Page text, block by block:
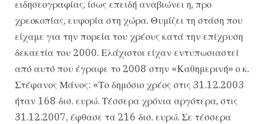
ειδησεογραφίας, ίσως επειδή αναβιώνει η, προ
χρεοκοπίας, ευφορία στη χώρα. Θυμίζει τη στάση που
είχαμε για την πορεία του χρέους κατά την επίχρυση
δεκαετία του 2000. Ελάχιστοι είχαν εντυπωσιαστεί
από αυτό που έγραφε το 2008 στην «Καθημερινή» ο κ.
Στέφανος Μάνος: «Το δημόσιο χρέος στις 31.12.2003
ήταν 168 δισ. ευρώ. Τέσσερα χρόνια αργότερα, στις
31.12.2007, έφθασε τα 216 δισ. ευρώ. Σε τέσσερα